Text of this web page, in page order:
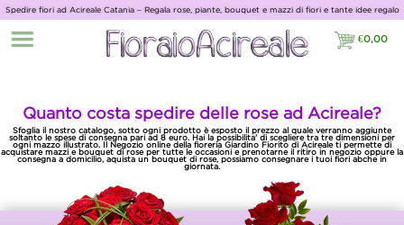
Spedire fiori ad Acireale Catania – Regala rose, piante, bouquet e mazzi di fiori e tante idee regalo
con Giardino Fiorito
€0,00
€0,00
Quanto costa spedire delle rose ad Acireale?
Sfoglia il nostro catalogo, sotto ogni prodotto è esposto il prezzo al quale verranno aggiunte
soltanto le spese di consegna pari ad 8 euro. Hai la possibilita' di scegliere tra tre dimensioni per
ogni mazzo illustrato. Il Negozio online della fioreria Giardino Fiorito di Acireale ti permette di
acquistare mazzi e bouquet di rose per tutte le occasioni e prenotarne il ritiro in negozio oppure la
consegna a domicilio, aquista un bouquet di rose, possiamo consegnare i tuoi fiori abche in
giornata.